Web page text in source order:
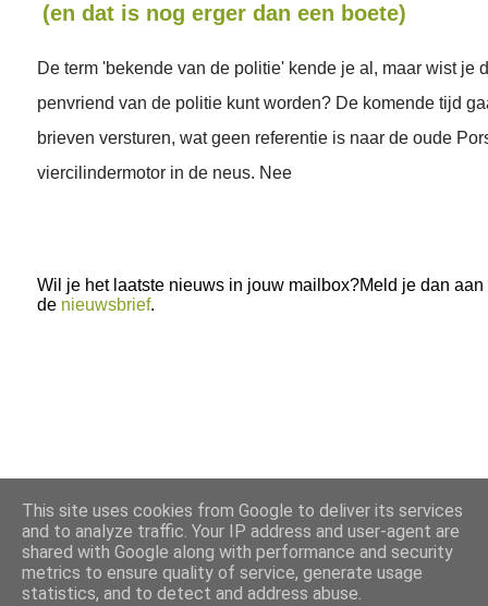
(en dat is nog erger dan een boete)
De term 'bekende van de politie' kende je al, maar wist je
penvriend van de politie kunt worden? De komende tijd
brieven versturen, wat geen referentie is naar de oude
viercilindermotor in de neus. Nee
Wil je het laatste nieuws in jouw mailbox?Meld je dan aan
de nieuwsbrief.
This site uses cookies from Google to deliver its services
and to analyze traffic. Your IP address and user-agent are
shared with Google along with performance and security
metrics to ensure quality of service, generate usage
statistics, and to detect and address abuse.